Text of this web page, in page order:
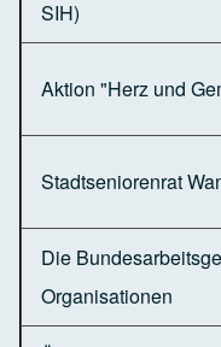
SIH)
Aktion "Herz und
Stadtseniorenrat
Die
Organisationen